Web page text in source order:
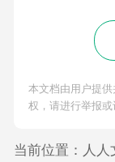
本文档由用户提
权，请进行举报或
当前位置： 人人